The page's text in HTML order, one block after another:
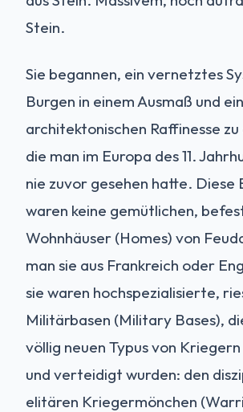
Stein.
Sie begannen, ein vernetztes
Burgen in einem Ausmaß und
architektonischen Raffinesse
die man im Europa des 11.
nie zuvor gesehen hatte. Diese
waren keine gemütlichen,
Wohnhäuser (Homes) von
man sie aus Frankreich oder
sie waren hochspezialisierte,
Militärbasen (Military Bases),
völlig neuen Typus von
und verteidigt wurden: den
elitären Kriegermönchen